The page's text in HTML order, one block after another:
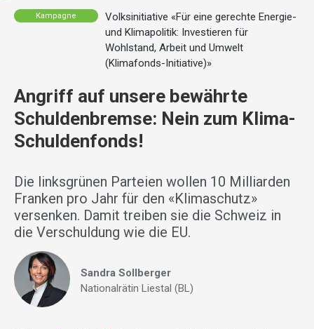
Kampagne
Volksinitiative «Für eine gerechte Energie-
und Klimapolitik: Investieren für
Wohlstand, Arbeit und Umwelt
(Klimafonds-Initiative)»
Angriff auf unsere bewährte
Schuldenbremse: Nein zum Klima-
Schuldenfonds!
Die linksgrünen Parteien wollen 10 Milliarden
Franken pro Jahr für den «Klimaschutz»
versenken. Damit treiben sie die Schweiz in
die Verschuldung wie die EU.
Sandra Sollberger
Nationalrätin Liestal (BL)